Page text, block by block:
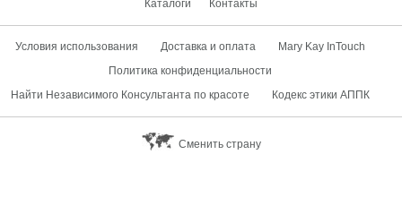
Каталоги Контакты
Условия использования Доставка и оплата
Mary Kay InTouch
Политика конфиденциальности
Найти Независимого Консультанта по красоте
Кодекс этики АППК
Сменить страну